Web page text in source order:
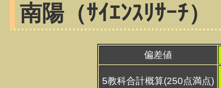
南陽（ｻｲｴﾝｽﾘｻｰﾁ）
偏差値
5教科合計概算(250点満点)